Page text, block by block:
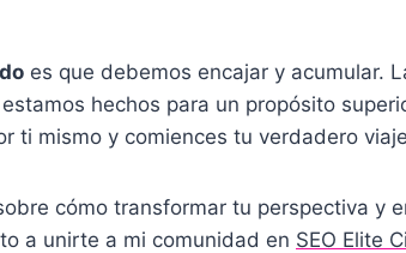
es que debemos encajar y acumular.
hechos para un propósito
ti mismo y comiences tu verdadero
cómo transformar tu perspectiva y
a unirte a mi comunidad en SEO Elite